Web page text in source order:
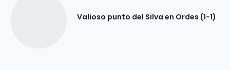
Valioso punto del Silva en Ordes (1-1)